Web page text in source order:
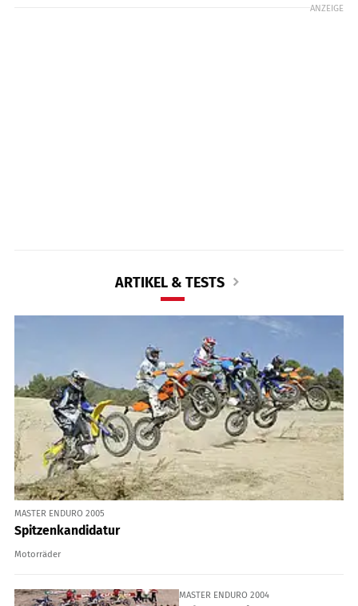
ANZEIGE
ARTIKEL & TESTS
MASTER ENDURO 2005
Spitzenkandidatur
Motorräder
MASTER ENDURO 2004